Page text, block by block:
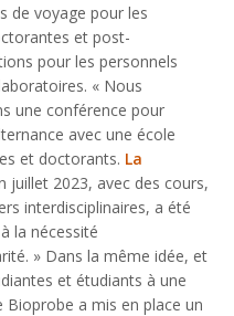
de voyage pour les
et post-
pour les personnels
« Nous
une conférence pour
avec une école
et doctorants. La
juillet 2023, avec des cours,
interdisciplinaires, a été
la nécessité
» Dans la même idée, et
et étudiants à une
Bioprobe a mis en place un